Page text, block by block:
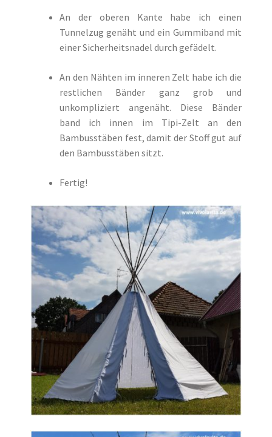
An der oberen Kante habe ich einen
Tunnelzug genäht und ein Gummiband mit
einer Sicherheitsnadel durch gefädelt.
An den Nähten im inneren Zelt habe ich die
restlichen Bänder ganz grob und
unkompliziert angenäht. Diese Bänder
band ich innen im Tipi-Zelt an den
Bambusstäben fest, damit der Stoff gut auf
den Bambusstäben sitzt.
Fertig!